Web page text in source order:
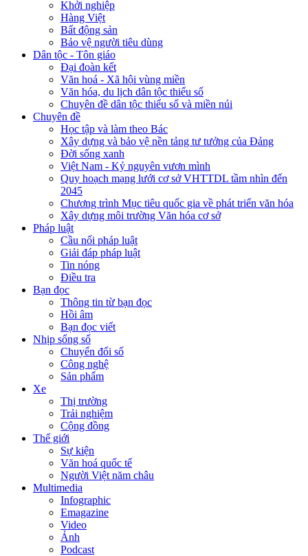
Khởi nghiệp
Hàng Việt
Bất động sản
Bảo vệ người tiêu dùng
Dân tộc - Tôn giáo
Đại đoàn kết
Văn hoá - Xã hội vùng miền
Văn hóa, du lịch dân tộc thiểu số
Chuyên đề dân tộc thiểu số và miền núi
Chuyên đề
Học tập và làm theo Bác
Xây dựng và bảo vệ nền tảng tư tưởng của Đảng
Đời sống xanh
Việt Nam - Kỷ nguyên vươn mình
Quy hoạch mạng lưới cơ sở VHTTDL tầm nhìn đến
2045
Chương trình Mục tiêu quốc gia về phát triển văn hóa
Xây dựng môi trường Văn hóa cơ sở
Pháp luật
Cầu nối pháp luật
Giải đáp pháp luật
Tin nóng
Điều tra
Bạn đọc
Thông tin từ bạn đọc
Hồi âm
Bạn đọc viết
Nhịp sống số
Chuyển đổi số
Công nghệ
Sản phẩm
Xe
Thị trường
Trải nghiệm
Cộng đồng
Thế giới
Sự kiện
Văn hoá quốc tế
Người Việt năm châu
Multimedia
Infographic
Emagazine
Video
Ảnh
Podcast